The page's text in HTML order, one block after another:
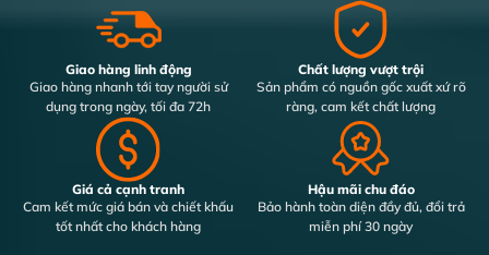
Giao hàng linh động
Giao hàng nhanh tới tay người sử
dụng trong ngày, tối đa 72h
Chất lượng vượt trội
Sản phẩm có nguồn gốc xuất xứ rõ
ràng, cam kết chất lượng
Giá cả cạnh tranh
Cam kết mức giá bán và chiết khấu
tốt nhất cho khách hàng
Hậu mãi chu đáo
Bảo hành toàn diện đầy đủ, đổi trả
miễn phí 30 ngày